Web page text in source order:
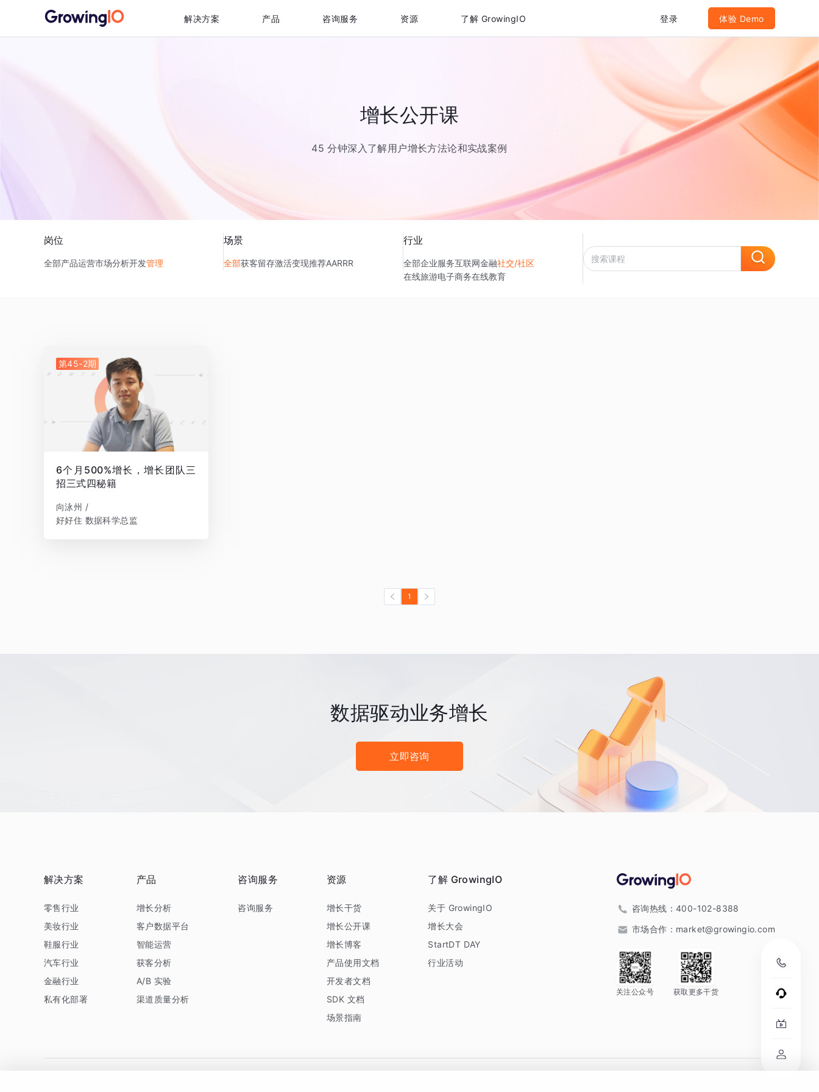
解决方案 产品 咨询服务 资源 了解 GrowingIO 登录 体验 Demo
增长公开课
45 分钟深入了解用户增长方法论和实战案例
岗位
全部产品运营市场分析开发管理
场景
全部获客留存激活变现推荐AARRR
行业
全部企业服务互联网金融社交/社区
在线旅游电子商务在线教育
第45-2期
6个月500%增长，增长团队三
招三式四秘籍
向泳州 /
好好住 数据科学总监
1
数据驱动业务增长
立即咨询
解决方案
零售行业
美妆行业
鞋服行业
汽车行业
金融行业
私有化部署
产品
增长分析
客户数据平台
智能运营
获客分析
A/B 实验
渠道质量分析
咨询服务
咨询服务
资源
增长干货
增长公开课
增长博客
产品使用文档
开发者文档
SDK 文档
场景指南
了解 GrowingIO
关于 GrowingIO
增长大会
StartDT DAY
行业活动
咨询热线： 400-102-8388
市场合作： market@growingio.com
关注公众号 获取更多干货